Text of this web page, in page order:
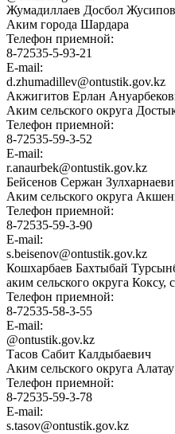
Жумадиллаев Досбол
Аким города Шардара
Телефон приемной:
8-72535-5-93-21
E-mail:
d.zhumadillev@ontustik.gov.kz
Акжигитов Ерлан
Аким сельского округа
Телефон приемной:
8-72535-59-3-52
E-mail:
r.anaurbek@ontustik.gov.kz
Бейсенов Сержан
Аким сельского округа
Телефон приемной:
8-72535-59-3-90
E-mail:
s.beisenov@ontustik.gov.kz
Кошхарбаев Бахтыбай
аким сельского округа Коксу,
Телефон приемной:
8-72535-58-3-55
E-mail:
@ontustik.gov.kz
Тасов Сабит Калдыбаевич
Аким сельского округа
Телефон приемной:
8-72535-59-3-78
E-mail:
s.tasov@ontustik.gov.kz